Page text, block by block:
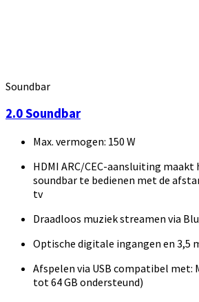
Soundbar
2.0 Soundbar
Max. vermogen: 150 W
HDMI ARC/CEC-aansluiting
soundbar te bedienen met de
tv
Draadloos muziek streamen via
Optische digitale ingangen en 3,5
Afspelen via USB compatibel met:
tot 64 GB ondersteund)